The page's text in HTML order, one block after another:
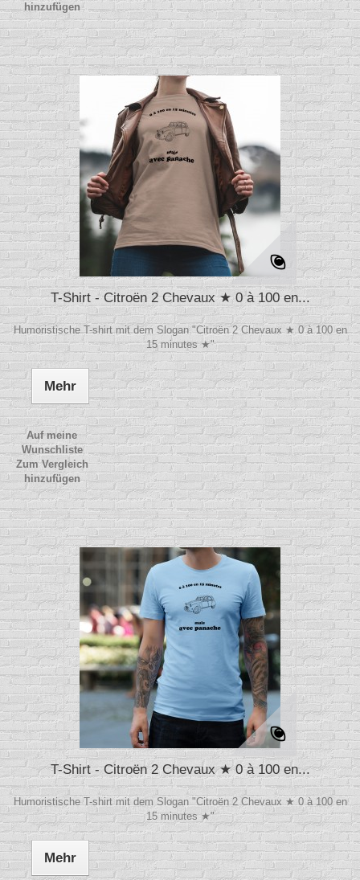
hinzufügen
T-Shirt - Citroën 2 Chevaux ★ 0 à 100 en...
Humoristische T-shirt mit dem Slogan "Citroën 2 Chevaux ★ 0 à 100 en
15 minutes ★"
Mehr
Auf meine
Wunschliste
Zum Vergleich
hinzufügen
T-Shirt - Citroën 2 Chevaux ★ 0 à 100 en...
Humoristische T-shirt mit dem Slogan "Citroën 2 Chevaux ★ 0 à 100 en
15 minutes ★"
Mehr